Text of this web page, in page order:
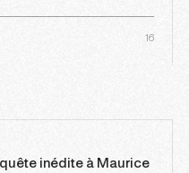
16
inédite à Maurice